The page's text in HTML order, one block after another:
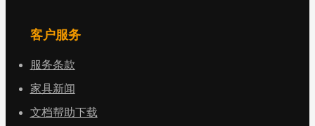
客户服务
服务条款
家具新闻
文档帮助下载